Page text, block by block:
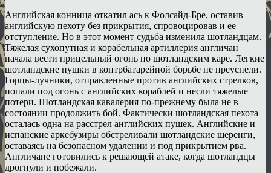
Английская конница откатил ась к Фолсайд-Бре, оставив
английскую пехоту без прикрытия, спровоцировав и ее
отступление. Но в этот момент судьба изменила шотландцам.
Тяжелая сухопутная и корабельная артиллерия англичан
начала вести прицельный огонь по шотландским каре. Легкие
шотландские пушки в контрбатарейной борьбе не преуспели.
Горцы-лучники, отправленные против английских стрелков,
попали под огонь с английских кораблей и несли тяжелые
потери. Шотландская кавалерия по-прежнему была не в
состоянии продолжить бой. Фактически шотландская пехота
осталась одна на расстрел английских пушек. Английские и
испанские аркебузиры обстреливали шотландские шеренги,
оставаясь на безопасном удалении и под прикрытием рва.
Англичане готовились к решающей атаке, когда шотландцы
дрогнули и побежали.